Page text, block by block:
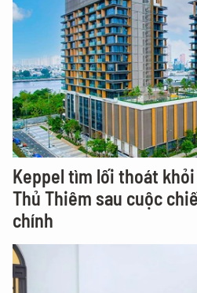
Keppel tìm lối thoát
Thủ Thiêm sau cuộc
chính